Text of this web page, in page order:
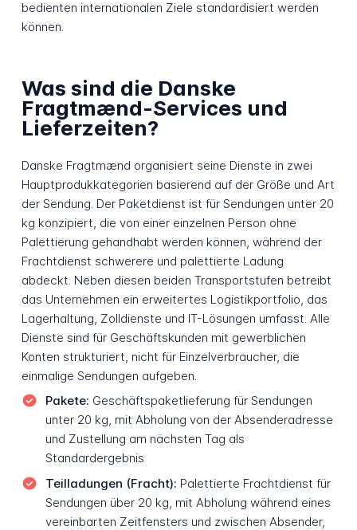
bedienten internationalen Ziele standardisiert werden
können.
Was sind die Danske
Fragtmænd-Services und
Lieferzeiten?
Danske Fragtmænd organisiert seine Dienste in zwei
Hauptprodukkategorien basierend auf der Größe und Art
der Sendung. Der Paketdienst ist für Sendungen unter 20
kg konzipiert, die von einer einzelnen Person ohne
Palettierung gehandhabt werden können, während der
Frachtdienst schwerere und palettierte Ladung
abdeckt. Neben diesen beiden Transportstufen betreibt
das Unternehmen ein erweitertes Logistikportfolio, das
Lagerhaltung, Zolldienste und IT-Lösungen umfasst. Alle
Dienste sind für Geschäftskunden mit gewerblichen
Konten strukturiert, nicht für Einzelverbraucher, die
einmalige Sendungen aufgeben.
Pakete: Geschäftspaketlieferung für Sendungen
unter 20 kg, mit Abholung von der Absenderadresse
und Zustellung am nächsten Tag als
Standardergebnis
Teilladungen (Fracht): Palettierte Frachtdienst für
Sendungen über 20 kg, mit Abholung während eines
vereinbarten Zeitfensters und zwischen Absender,